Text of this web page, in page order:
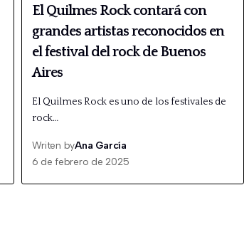
El Quilmes Rock contará con
grandes artistas reconocidos en
el festival del rock de Buenos
Aires
El Quilmes Rock es uno de los festivales de
rock…
Writen byAna García
6 de febrero de 2025